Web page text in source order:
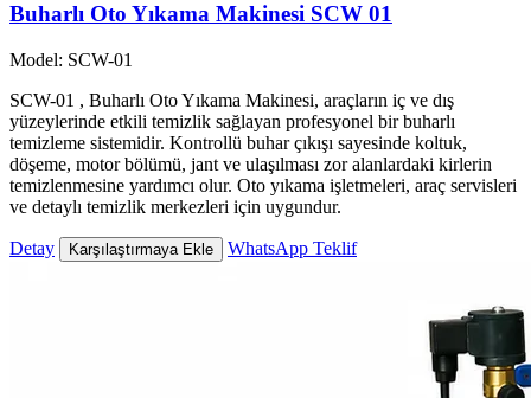
Buharlı Oto Yıkama Makinesi SCW 01
Model: SCW-01
SCW-01 , Buharlı Oto Yıkama Makinesi, araçların iç ve dış
yüzeylerinde etkili temizlik sağlayan profesyonel bir buharlı
temizleme sistemidir. Kontrollü buhar çıkışı sayesinde koltuk,
döşeme, motor bölümü, jant ve ulaşılması zor alanlardaki kirlerin
temizlenmesine yardımcı olur. Oto yıkama işletmeleri, araç servisleri
ve detaylı temizlik merkezleri için uygundur.
Detay Karşılaştırmaya Ekle WhatsApp Teklif